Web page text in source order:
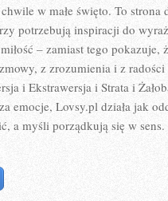
w małe święto. To
potrzebują inspiracji do
– zamiast tego pokazuje,
z zrozumienia i z
i Ekstrawersja i Strata i
emocje, Lovsy.pl działa jak
a myśli porządkują się w sens.